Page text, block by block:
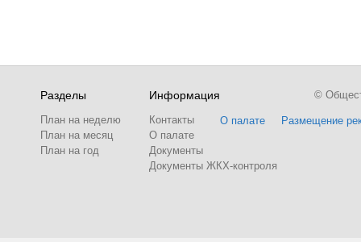
Разделы
План на неделю
План на месяц
План на год
Информация
Контакты
О палате
Документы
Документы ЖКХ-контроля
О палате Размещение
©